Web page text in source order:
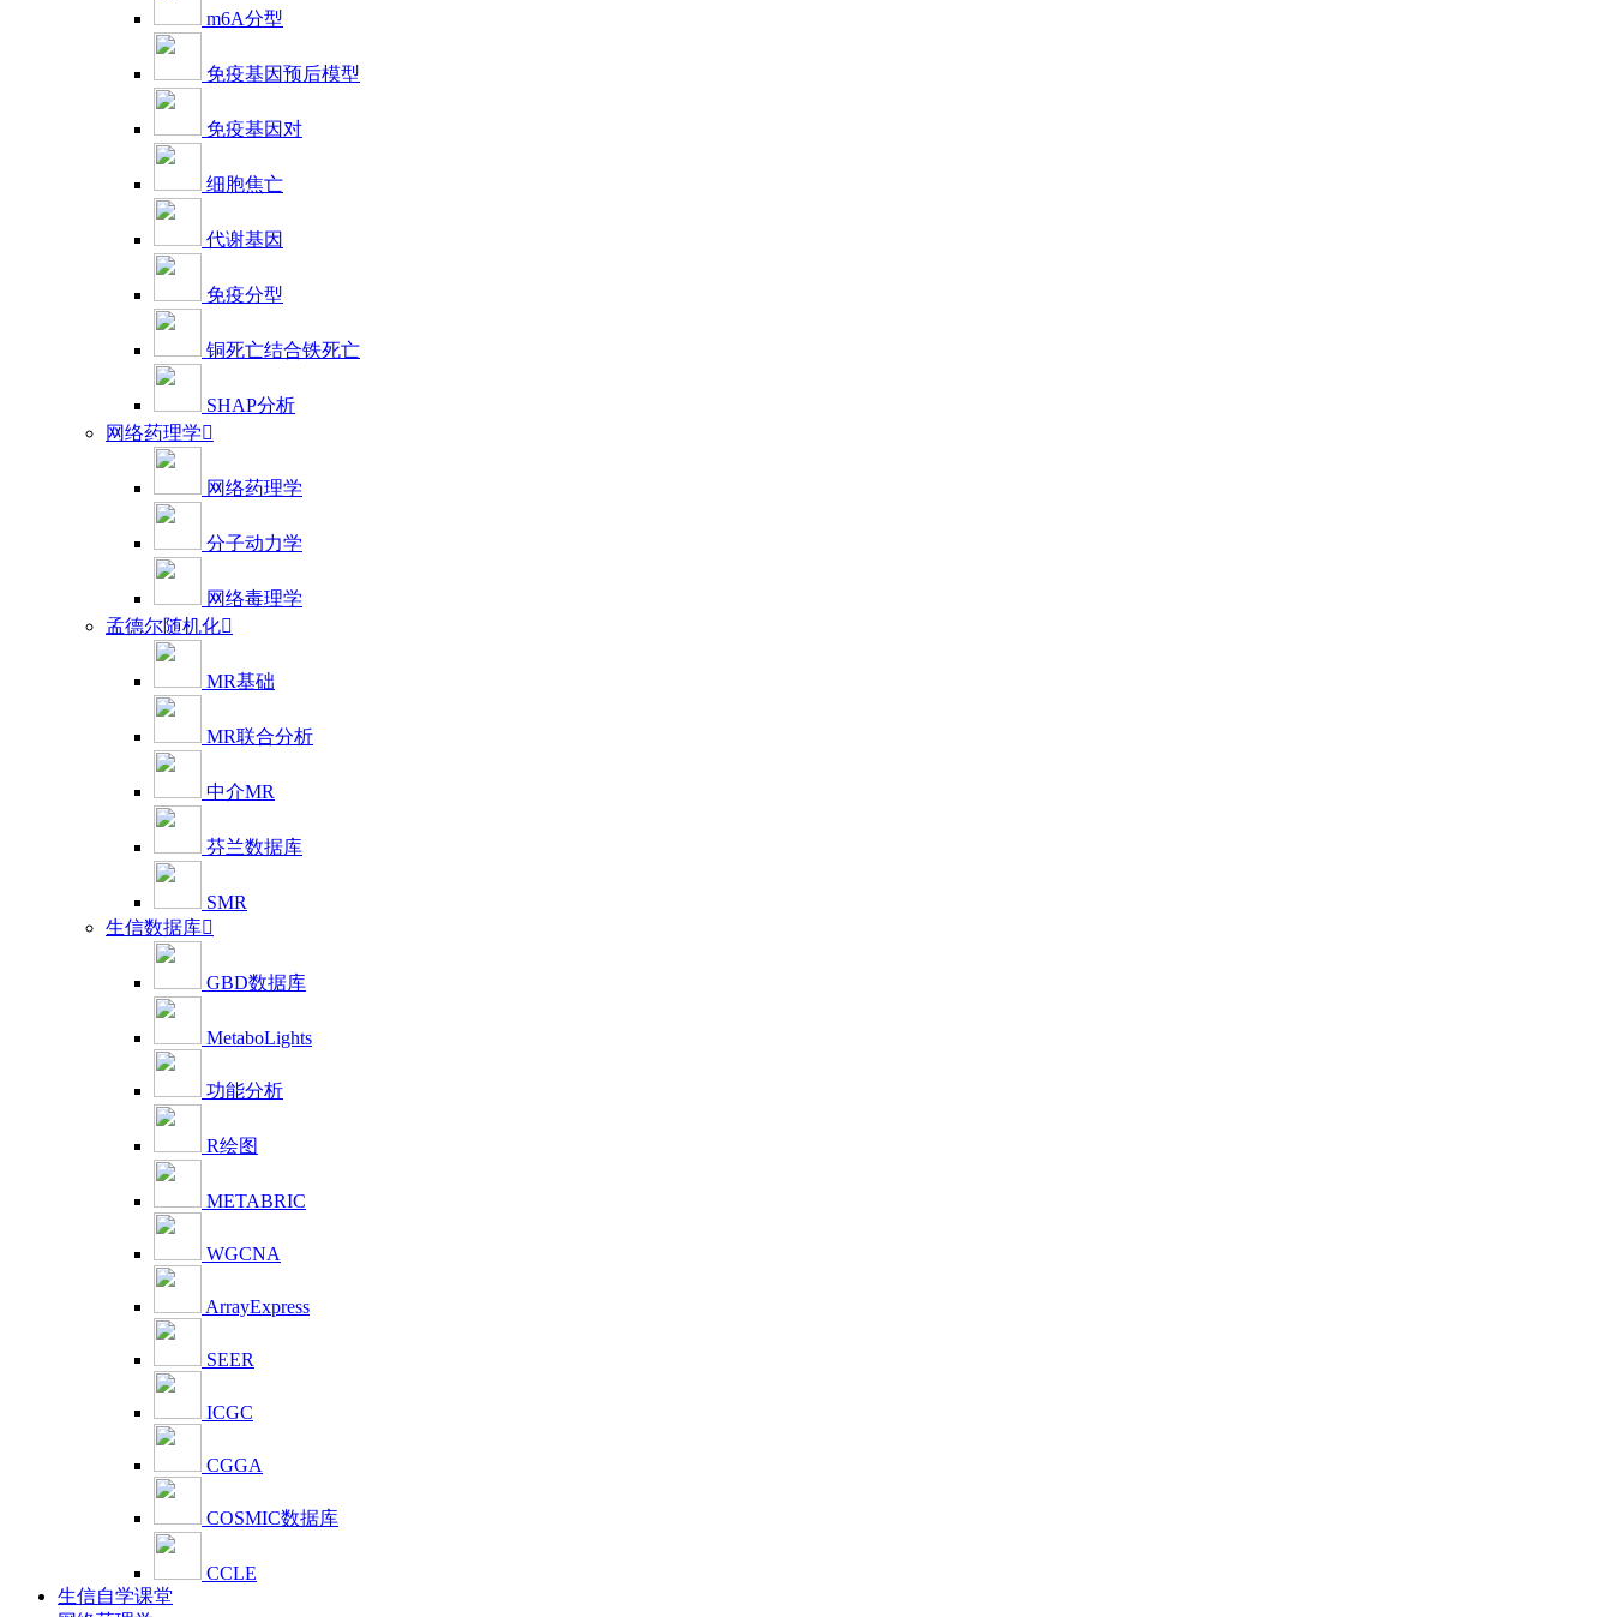
m6A分型
免疫基因预后模型
免疫基因对
细胞焦亡
代谢基因
免疫分型
铜死亡结合铁死亡
SHAP分析
网络药理学
网络药理学
分子动力学
网络毒理学
孟德尔随机化
MR基础
MR联合分析
中介MR
芬兰数据库
SMR
生信数据库
GBD数据库
MetaboLights
功能分析
R绘图
METABRIC
WGCNA
ArrayExpress
SEER
ICGC
CGGA
COSMIC数据库
CCLE
生信自学课堂